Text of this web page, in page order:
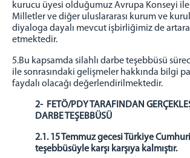
kurucu üyesi olduğumuz Avrupa Konseyi
Milletler ve diğer uluslararası kurum ve
diyaloga dayalı mevcut işbirliğimiz de
etmektedir.
5.Bu kapsamda silahlı darbe teşebbüsü
ile sonrasındaki gelişmeler hakkında bilgi
faydalı olacağı değerlendirilmektedir.
2- FETÖ/PDY TARAFINDAN
DARBE TEŞEBBÜSÜ
2.1.15 Temmuz gecesi Türkiye
teşebbüsüyle karşı karşıya kalmıştır.